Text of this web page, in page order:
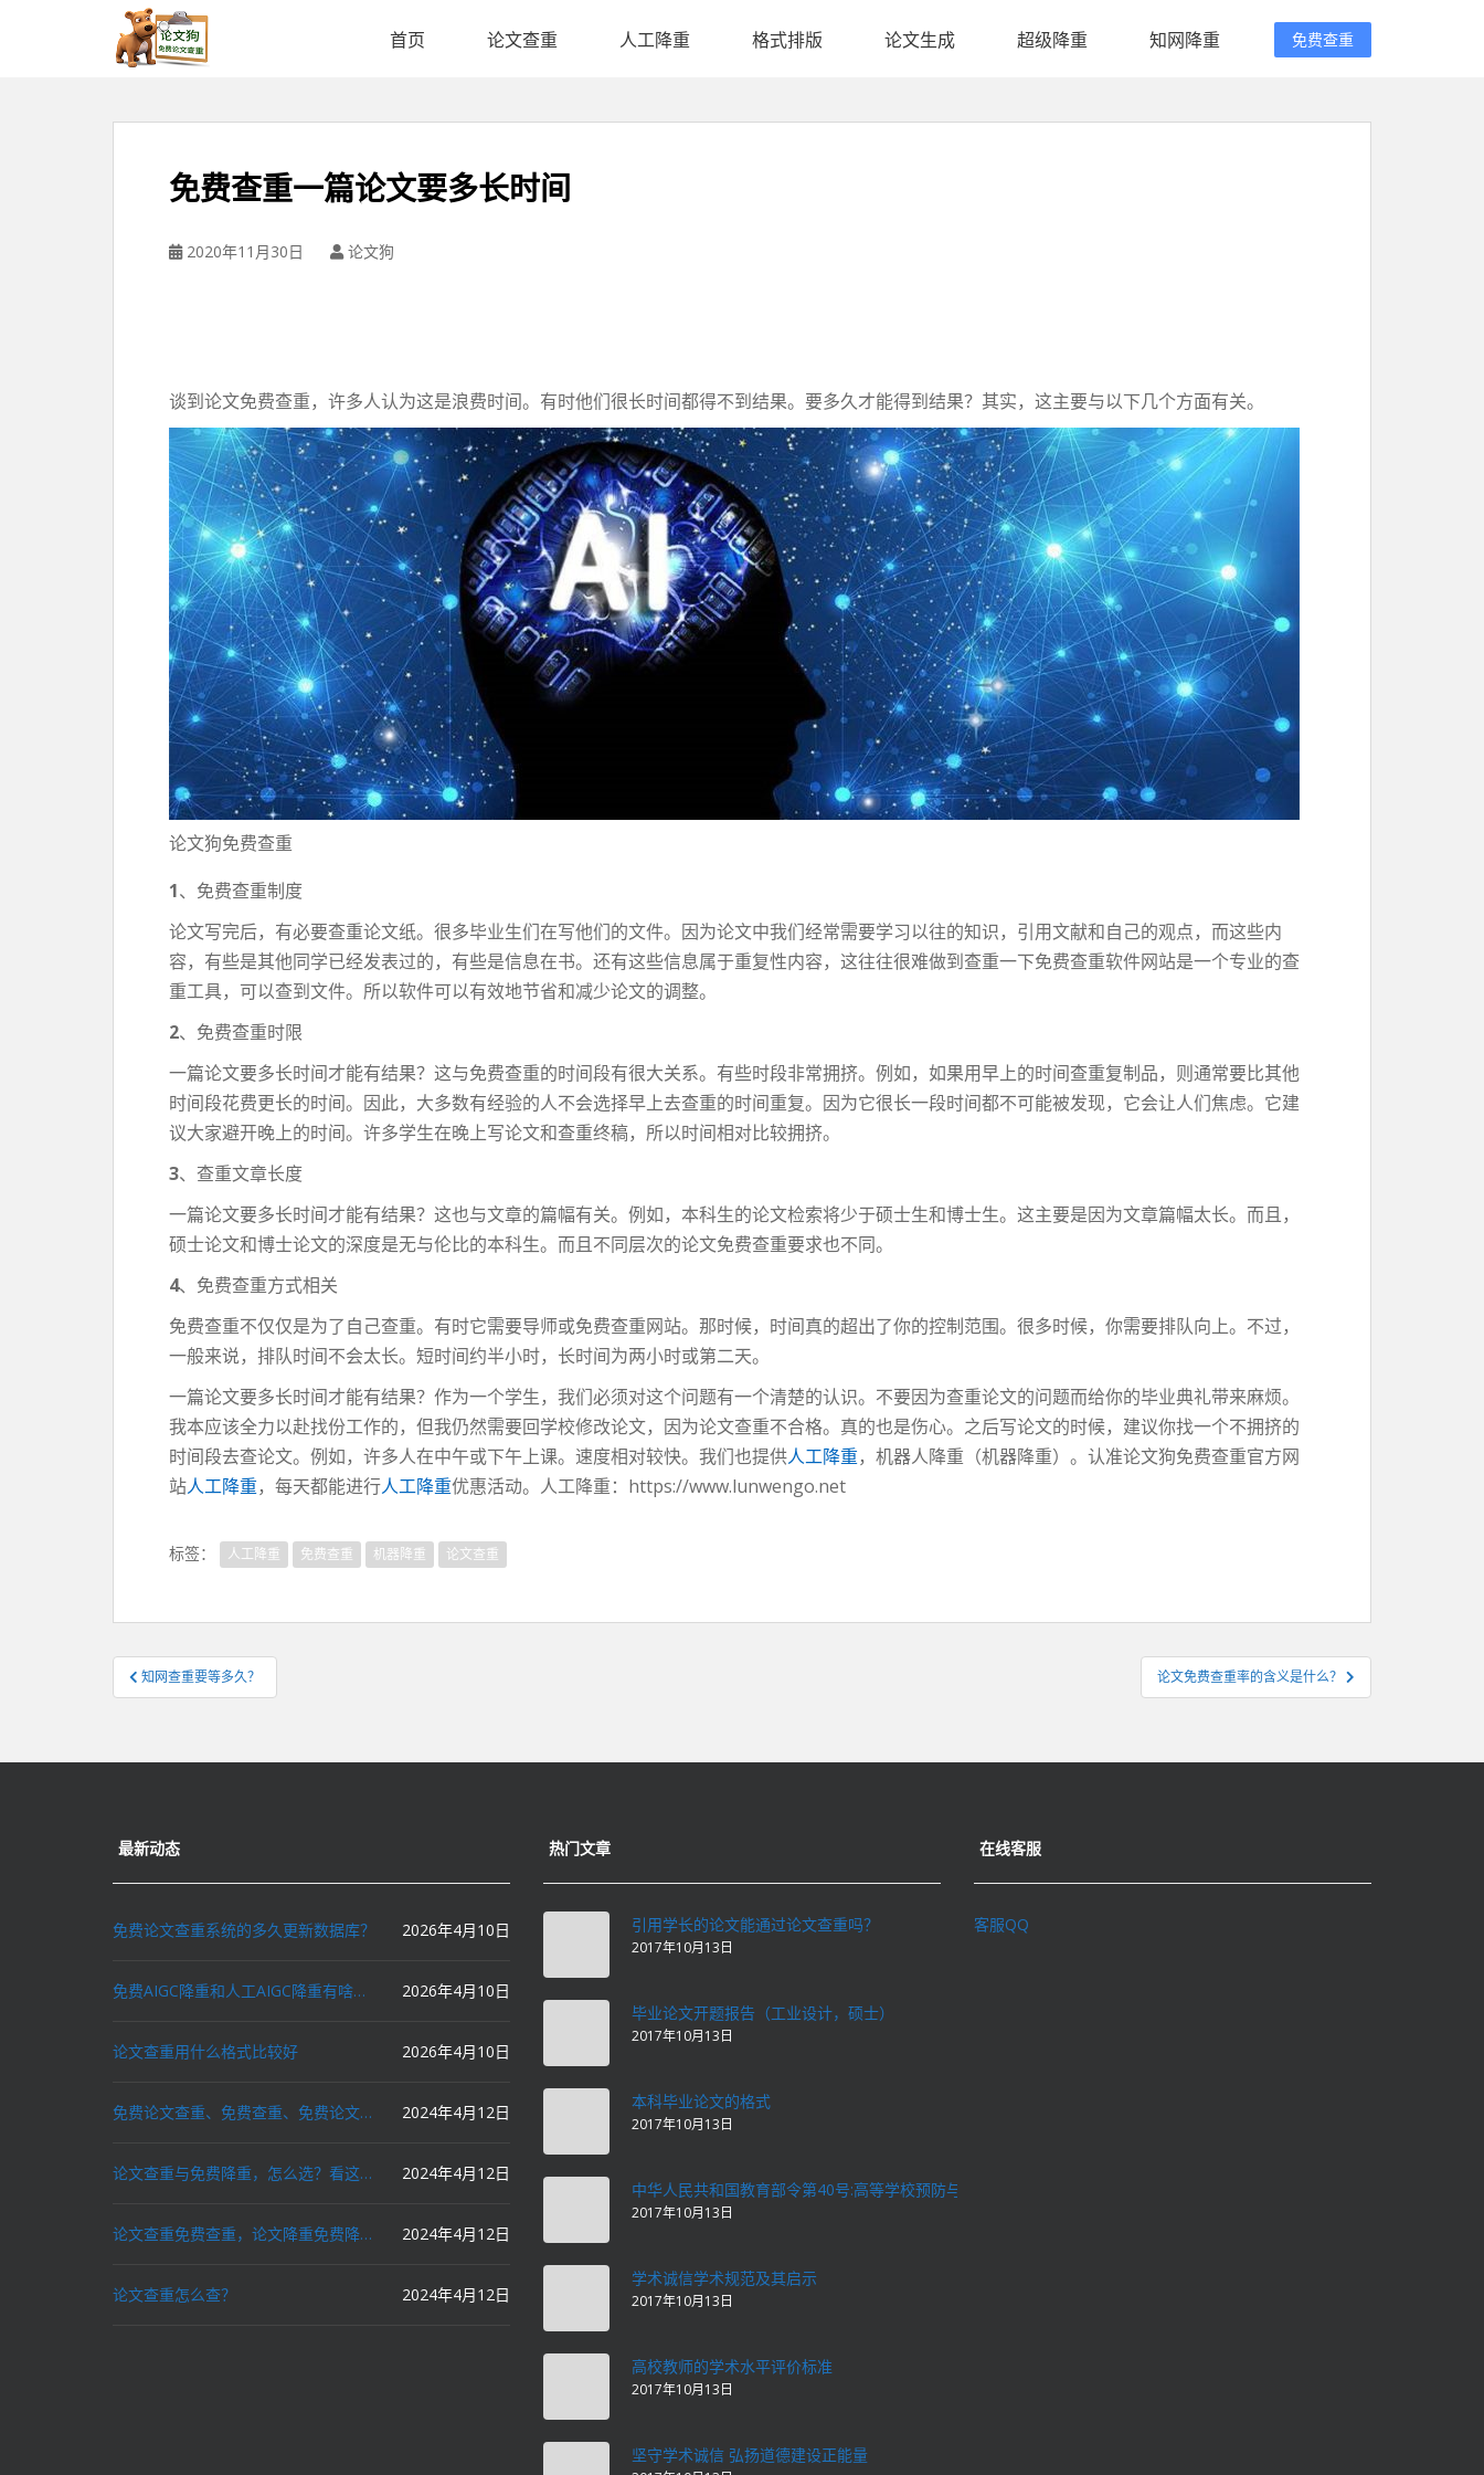
首页 论文查重 人工降重 格式排版 论文生成 超级降重 知网降重 免费查重
免费查重一篇论文要多长时间
2020年11月30日 论文狗
谈到论文免费查重，许多人认为这是浪费时间。有时他们很长时间都得不到结果。要多久才能得到结果？其实，这主要与以下几个方面有关。
论文狗免费查重
1、免费查重制度
论文写完后，有必要查重论文纸。很多毕业生们在写他们的文件。因为论文中我们经常需要学习以往的知识，引用文献和自己的观点，而这些内
容，有些是其他同学已经发表过的，有些是信息在书。还有这些信息属于重复性内容，这往往很难做到查重一下免费查重软件网站是一个专业的查
重工具，可以查到文件。所以软件可以有效地节省和减少论文的调整。
2、免费查重时限
一篇论文要多长时间才能有结果？这与免费查重的时间段有很大关系。有些时段非常拥挤。例如，如果用早上的时间查重复制品，则通常要比其他
时间段花费更长的时间。因此，大多数有经验的人不会选择早上去查重的时间重复。因为它很长一段时间都不可能被发现，它会让人们焦虑。它建
议大家避开晚上的时间。许多学生在晚上写论文和查重终稿，所以时间相对比较拥挤。
3、查重文章长度
一篇论文要多长时间才能有结果？这也与文章的篇幅有关。例如，本科生的论文检索将少于硕士生和博士生。这主要是因为文章篇幅太长。而且，
硕士论文和博士论文的深度是无与伦比的本科生。而且不同层次的论文免费查重要求也不同。
4、免费查重方式相关
免费查重不仅仅是为了自己查重。有时它需要导师或免费查重网站。那时候，时间真的超出了你的控制范围。很多时候，你需要排队向上。不过，
一般来说，排队时间不会太长。短时间约半小时，长时间为两小时或第二天。
一篇论文要多长时间才能有结果？作为一个学生，我们必须对这个问题有一个清楚的认识。不要因为查重论文的问题而给你的毕业典礼带来麻烦。
我本应该全力以赴找份工作的，但我仍然需要回学校修改论文，因为论文查重不合格。真的也是伤心。之后写论文的时候，建议你找一个不拥挤的
时间段去查论文。例如，许多人在中午或下午上课。速度相对较快。我们也提供人工降重，机器人降重（机器降重）。认准论文狗免费查重官方网
站人工降重，每天都能进行人工降重优惠活动。人工降重：https://www.lunwengo.net
标签： 人工降重 免费查重 机器降重 论文查重
文
章
航
知网查重要等多久？ 论文免费查重率的含义是什么？
最新动态
免费论文查重系统的多久更新数据库？ 2026年4月10日
免费AIGC降重和人工AIGC降重有啥区别？ 2026年4月10日
论文查重用什么格式比较好 2026年4月10日
免费论文查重、免费查重、免费论文降重、免费降重、智能降重、一键降重、降低AIGC写作率、AI写论文，这些名词你了解吗？ 2024年4月12日
论文查重与免费降重，怎么选？看这里就对了！ 2024年4月12日
论文查重免费查重，论文降重免费降重，机器降重，人工降重，降低AIGC写作率，ai写论文，都要选论文狗和paperdog以及文思慧达！ 2024年4月12日
论文查重怎么查？ 2024年4月12日
热门文章
引用学长的论文能通过论文查重吗？
2017年10月13日
毕业论文开题报告（工业设计，硕士）
2017年10月13日
本科毕业论文的格式
2017年10月13日
中华人民共和国教育部令第40号:高等学校预防与处理学术不端行为办法
2017年10月13日
学术诚信学术规范及其启示
2017年10月13日
高校教师的学术水平评价标准
2017年10月13日
坚守学术诚信 弘扬道德建设正能量
在线客服
客服QQ